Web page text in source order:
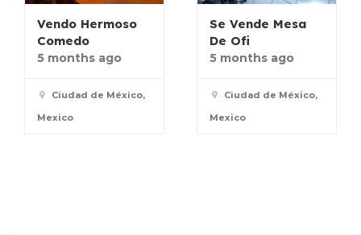
Vendo Hermoso
Comedo
5 months ago
Ciudad de México,
Mexico
Se Vende Mesa
De Ofi
5 months ago
Ciudad de México,
Mexico